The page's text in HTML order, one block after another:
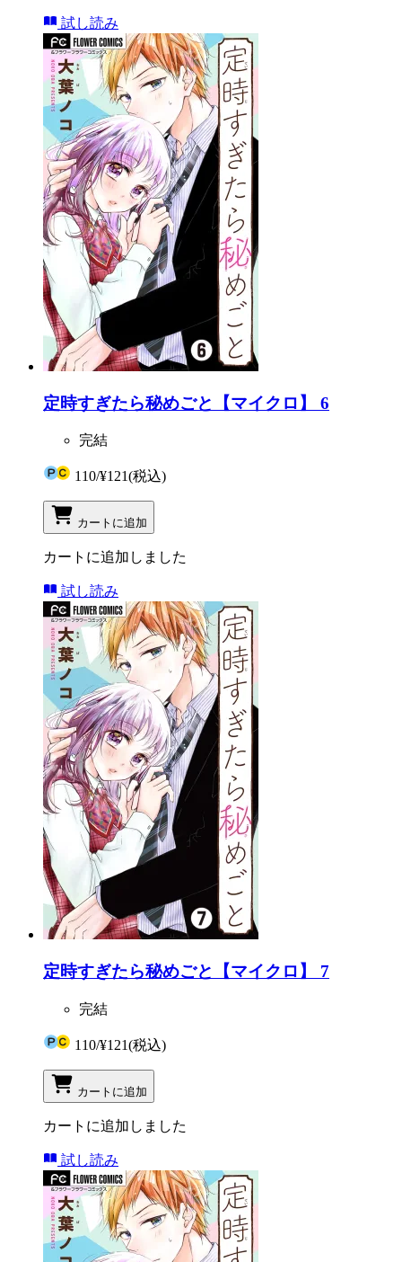
試し読み
定時すぎたら秘めごと【マイクロ】 6
完結
110/¥121(税込)
カートに追加
カートに追加しました
試し読み
定時すぎたら秘めごと【マイクロ】 7
完結
110/¥121(税込)
カートに追加
カートに追加しました
試し読み